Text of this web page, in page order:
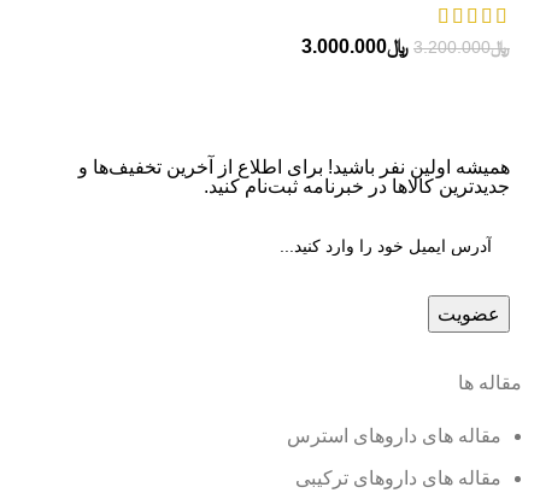
﷼3.200.000 ﷼3.000.000
همیشه اولین نفر باشید! برای اطلاع از آخرین تخفیف‌ها و
جدیدترین کالاها در خبرنامه ثبت‌نام کنید.
مقاله ها
مقاله های داروهای استرس
مقاله های داروهای ترکیبی